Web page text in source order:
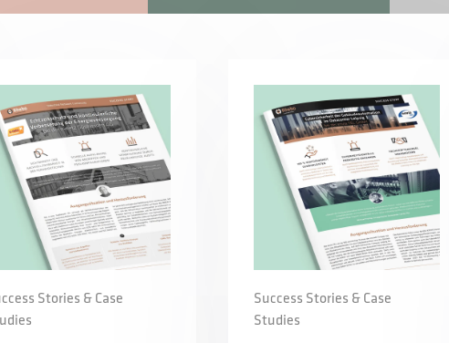
Stories & Case
Success Stories & Case
Studies